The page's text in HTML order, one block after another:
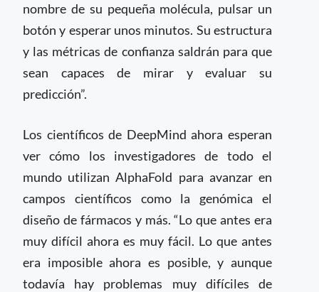
nombre de su pequeña molécula, pulsar un
botón y esperar unos minutos. Su estructura
y las métricas de confianza saldrán para que
sean capaces de mirar y evaluar su
predicción”.
Los científicos de DeepMind ahora esperan
ver cómo los investigadores de todo el
mundo utilizan AlphaFold para avanzar en
campos científicos como la genómica el
diseño de fármacos y más. “Lo que antes era
muy difícil ahora es muy fácil. Lo que antes
era imposible ahora es posible, y aunque
todavía hay problemas muy difíciles de